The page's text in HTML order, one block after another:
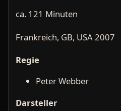
ca. 121 Minuten
Frankreich, GB, USA 2007
Regie
Peter Webber
Darsteller